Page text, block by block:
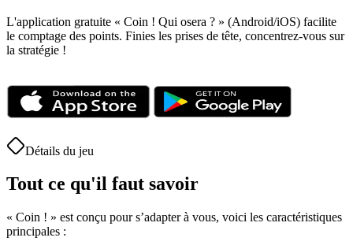
L'application gratuite « Coin ! Qui osera ? » (Android/iOS) facilite
le comptage des points. Finies les prises de tête, concentrez-vous sur
la stratégie !
Détails du jeu
Tout ce qu'il faut savoir
« Coin ! » est conçu pour s’adapter à vous, voici les caractéristiques
principales :